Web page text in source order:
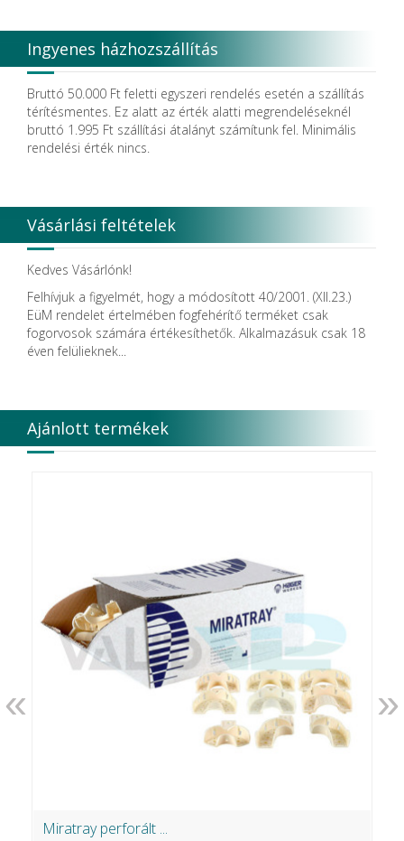
Ingyenes házhozszállítás
Bruttó 50.000 Ft feletti egyszeri rendelés esetén a szállítás
térítésmentes. Ez alatt az érték alatti megrendeléseknél
bruttó 1.995 Ft szállítási átalányt számítunk fel. Minimális
rendelési érték nincs.
Vásárlási feltételek
Kedves Vásárlónk!
Felhívjuk a figyelmét, hogy a módosított 40/2001. (XII.23.)
EüM rendelet értelmében fogfehérítő terméket csak
fogorvosok számára értékesíthetők. Alkalmazásuk csak 18
éven felülieknek...
Ajánlott termékek
Miratray perforált ...
« »